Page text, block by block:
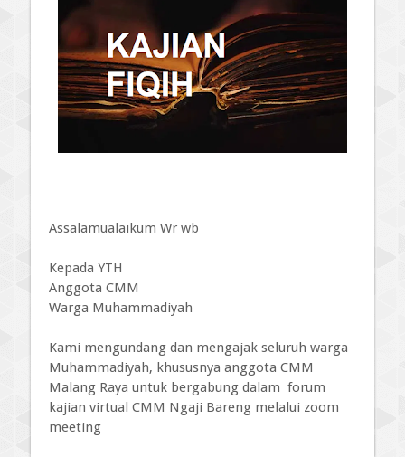
Assalamualaikum Wr wb
Kepada YTH
Anggota CMM
Warga Muhammadiyah
Kami mengundang dan mengajak seluruh warga
Muhammadiyah, khususnya anggota CMM
Malang Raya untuk bergabung dalam forum
kajian virtual CMM Ngaji Bareng melalui zoom
meeting